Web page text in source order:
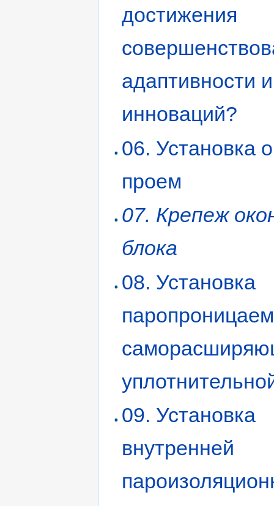
достижения
адаптивности и
инноваций?
06. Установка
проем
07. Крепеж
блока
08. Установка
09. Установка
внутренней